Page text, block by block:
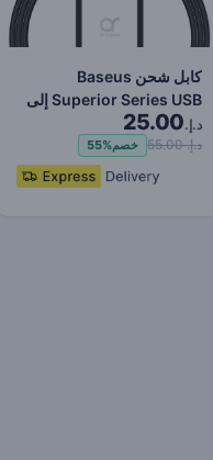
كابل شحن Baseus
Superior Series USB إلى
Lightning-Fast لنقل البي…
د.إ.25.00
د.إ. 55.00 خصم55%